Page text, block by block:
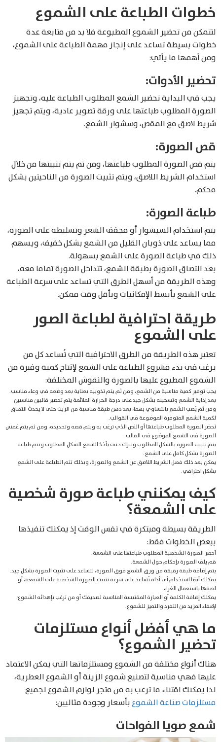
خطوات الطباعة على الشموع
لتتمكن من تحضير الشموع المطبوعة فلا بد من متابعة عدة
خطوات بسيطة تساعد على إنجاز مهمة الطباعة على الشموع،
ومن أهمها ما يأتي:
تحضير الأدوات:
يجب في البداية تحضير الشمع المطلوب الطباعة عليه، وتجهيز
الصورة المطلوب طباعتها على ورقة تصوير عادية، ويتم تجهيز
شريط لاصق مع المقص، وسشوار الشمع.
قص الصورة:
يتم قص الصورة المطلوب طباعتها، ومن ثم يتم تثبيتها من خلال
استخدام الشريط اللاصق، ويتم تثبيت الصورة من الناحيتين بشكل
محكم.
طباعة الصورة:
يتم استخدام السيشوار أو مجفف الشعر وتسليطه على الصورة،
مما يساعد على ذوبان القليل من الشمع بشكل خفيف، ويسهم
ذلك في طباعة الصورة على الشمع بسهولة.
بعد التصاق الصورة بطبقة الشمع، تتداخل الصورة تماما معه،
وهذه الطريقة من أسهل الطرق التي تساعد على سرعة الطباعة
على الشمع بأبسط الإمكانيات وبأقل وقت ممكن.
طريقة احترافية لطباعة الصور
على الشموع
تعتبر هذه الطريقة من الطرق الاحترافية التي تُساعد كل من
يرغب في بدء مشروع الطباعة على الشمع لإنتاج كمية وفيرة من
الشموع المطبوع عليها بالصورة والنقوش المختلفة:
يجب توفير كمية مناسبة من الشمع، ومن ثم يتم تذويبه بعناية بعد وضعه في وعاء مناسب.
بعد إذابة الشمع وتسخينه بشكل جيد على درجة الحرارة الملائمة يتم تحضير قالبين مناسبين
ومن ثم يُصب الشمع بالتساوي بهما، بعد دهن طبقة مناسبة من الزيت حتى لا يحدث التصاق
لكمية الشمع المتوفرة الموضوعة في القوالب.
نحضر الصورة المطلوب طباعتها أو النص الذي ترغب به ويتم قصه وتحديده، ومن ثم يتم غمس
الصورة في الشمع الموضوع في القالب.
يتم تثبيت الصورة بالشكل المطلوب وتترك حتى يأخذ الشمع الشكل المطلوب وتتم طباعة
الصورة بشكل كامل على الشمع.
يمكن بعد ذلك فصل الشريط اللاصق عن الشمع والصورة، وبذلك تتم الطباعة على الشمع
بشكل احترافي.
كيف يمكنني طباعة صورة شخصية
على الشمعة؟
الطريقة بسيطة ومبتكرة في نفس الوقت إذ يمكنك تنفيذها
ببعض الخطوات فقط:
أحضر الصورة الشخصية المطلوب طباعتها على الشمعة.
قم يلف الصورة بإحكام حول الشمعة.
يتم إضافة طبقة رقيقة من ورق الشمع فوق الصورة، لتساعد على تثبيت الصورة بشكل جيد.
يمكنك أيضا استخدام أي أداة تُساعد على سرعة تثبيت الصورة الشخصية على الشمعة، أو
لصقها باستعمال الغراء.
يمكنك إضافة الكلمة أو العبارة المقتبسة المناسبة لصديقك أو من ترغب بإهدائه الشموع؛
لإضفاء المزيد من التفرد والتميز للشموع.
ما هي أفضل أنواع مستلزمات
تحضير الشموع؟
هناك أنواع مختلفة من الشموع ومستلزماتها التي يمكن الاعتماد
عليها فهي مناسبة لتصنيع شموع الزينة أو الشموع العطرية،
لذا يمكنك اقتناء ما ترغب به من متجر لوازم الشموع لجميع
مستلزمات صناعة الشموعبأسعار وجودة مثاليين:
شمع صويا الفواحات